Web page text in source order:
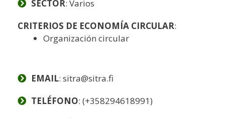
SECTOR: Varios
CRITERIOS DE ECONOMÍA CIRCULAR:
Organización circular
EMAIL: sitra@sitra.fi
TELÉFONO: (+358294618991)